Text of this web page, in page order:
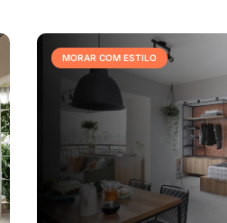
MORAR COM ESTILO